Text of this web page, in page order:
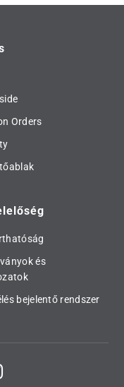
Orders
és
bejelentő rendszer